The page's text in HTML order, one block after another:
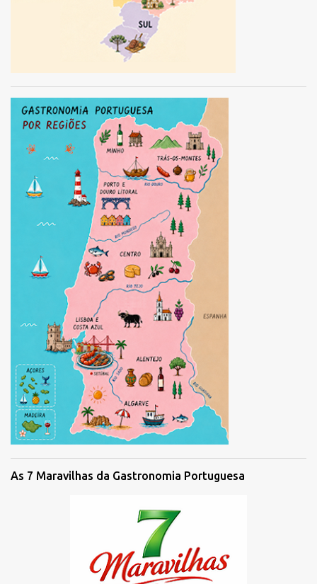
As 7 Maravilhas da Gastronomia Portuguesa